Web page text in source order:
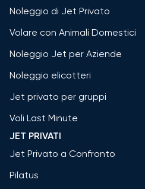
Noleggio di Jet Privato
Volare con Animali Domestici
Noleggio Jet per Aziende
Noleggio elicotteri
Jet privato per gruppi
Voli Last Minute
JET PRIVATI
Jet Privato a Confronto
Pilatus